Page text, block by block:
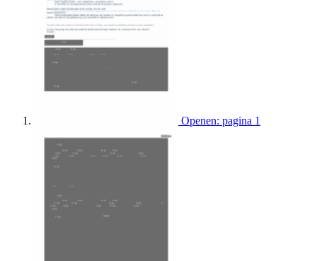
Openen: pagina 1